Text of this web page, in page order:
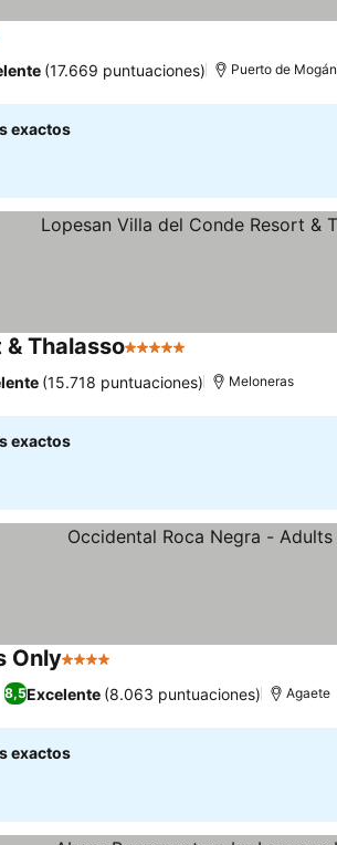
(17.669 puntuaciones) Puerto de Mogán
exactos
Thalasso5 Estrellas
(15.718 puntuaciones) Meloneras
exactos
Only4 Estrellas
8,5Excelente (8.063 puntuaciones) Agaete
exactos